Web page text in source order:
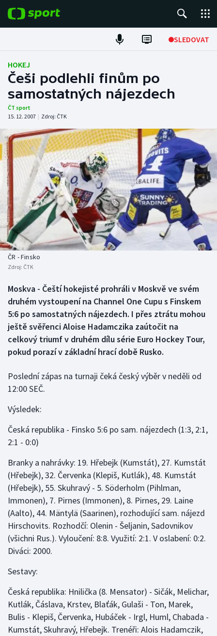
SLEDOVAT
Fotbal
Hokej
Tenis
Atletika
Cyklistika
DALŠÍ SPORTY
Americký fotbal
Baseball a softbal
Basketbal
Biatlon
Boby a skeleton
Box
Curling
Florbal
Futsal
Golf
Gymnastika
Házená
Jezdectví
Judo
Krasobruslení
Lezení
Lyže a snowboard
Moderní pětiboj
NEPŘEHLÉDNĚTE
Soutěže
Historické návraty
Aplikace ČT sport
AZ kvíz
HOKEJ
Češi podlehli finům po
samostatných nájezdech
ČT sport
15. 12. 2007 | Zdroj: ČTK
ČR - Finsko
Zdroj: ČTK
Moskva - Čeští hokejisté prohráli v Moskvě ve svém
druhém vystoupení na Channel One Cupu s Finskem
5:6 po samostatných nájezdech. I přes ztrátu mohou
ještě svěřenci Aloise Hadamczika zaútočit na
celkový triumf v druhém dílu série Euro Hockey Tour,
pokud porazí v základní hrací době Rusko.
Poslední zápas na turnaji čeká český výběr v neděli od
12:00 SEČ.
Výsledek:
Česká republika - Finsko 5:6 po sam. nájezdech (1:3, 2:1,
2:1 - 0:0)
Branky a nahrávky: 19. Hřebejk (Kumstát), 27. Kumstát
(Hřebejk), 32. Červenka (Klepiš, Kutlák), 48. Kumstát
(Hřebejk), 55. Skuhravý - 5. Söderholm (Pihlman,
Immonen), 7. Pirnes (Immonen), 8. Pirnes, 29. Laine
(Aalto), 44. Mäntylä (Saarinen), rozhodující sam. nájezd
Hirschovits. Rozhodčí: Olenin - Šeljanin, Sadovnikov
(všichni Rus.). Vyloučení: 8:8. Využití: 2:1. V oslabení: 0:2.
Diváci: 2000.
Sestavy:
Česká republika: Hnilička (8. Mensator) - Sičák, Melichar,
Kutlák, Čáslava, Krstev, Blaťák, Gulaši - Ton, Marek,
Bulis - Klepiš, Červenka, Hubáček - Irgl, Huml, Chabada -
Kumstát, Skuhravý, Hřebejk. Trenéři: Alois Hadamczik,